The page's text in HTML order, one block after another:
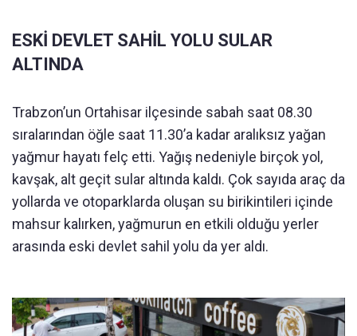
ESKİ DEVLET SAHİL YOLU SULAR
ALTINDA
Trabzon’un Ortahisar ilçesinde sabah saat 08.30
sıralarından öğle saat 11.30’a kadar aralıksız yağan
yağmur hayatı felç etti. Yağış nedeniyle birçok yol,
kavşak, alt geçit sular altında kaldı. Çok sayıda araç da
yollarda ve otoparklarda oluşan su birikintileri içinde
mahsur kalırken, yağmurun en etkili olduğu yerler
arasında eski devlet sahil yolu da yer aldı.